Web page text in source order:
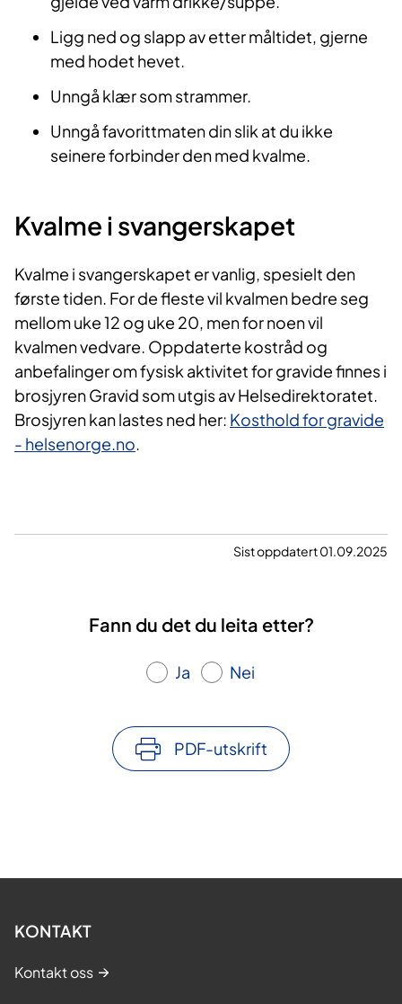
Ligg ned og slapp av etter måltidet, gjerne
med hodet hevet.
Unngå klær som strammer.
Unngå favorittmaten din slik at du ikke
seinere forbinder den med kvalme.
Kvalme i svangerskapet
Kvalme i svangerskapet er vanlig, spesielt den
første tiden. For ​de fleste vil kvalmen bedre seg
mellom uke 12 og uke 20, men for noen vil
kvalmen vedvare. Oppdaterte kostråd og
anbefalinger om fysisk aktivitet for gravide finnes i
brosjyren Gravid som utgis av Helsedirektoratet.
Brosjyren kan lastes ned her: Kosthold for gravide
- helsenorge.no.​​
Sist oppdatert 01.09.2025
Fann du det du leita etter?
Ja Nei
PDF-utskrift
KONTAKT
Kontakt oss